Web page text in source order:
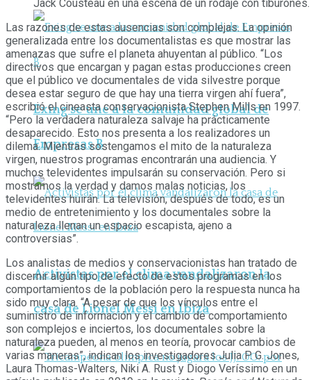
Exing se une a la comunidad global de
Empresas B
Activistas por el clima vandalizaron la
casa de Lionel Messi en Ibiza
Jack Cousteau en una escena de un rodaje con tiburones.
Las razones de estas ausencias son complejas. La opinión
generalizada entre los documentalistas es que mostrar las
amenazas que sufre el planeta ahuyentan al público. “Los
directivos que encargan y pagan estas producciones creen
que el público ve documentales de vida silvestre porque
desea estar seguro de que hay una tierra virgen ahí fuera”,
escribió el cineasta conservacionista Stephen Mills en 1997.
“Pero la verdadera naturaleza salvaje ha prácticamente
desaparecido. Esto nos presenta a los realizadores un
dilema. Mientras sostengamos el mito de la naturaleza
virgen, nuestros programas encontrarán una audiencia. Y
muchos televidentes impulsarán su conservación. Pero si
mostramos la verdad y damos malas noticias, los
televidentes huirán. La televisión, después de todo, es un
medio de entretenimiento y los documentales sobre la
naturaleza llenan un espacio escapista, ajeno a
controversias”.
Los analistas de medios y conservacionistas han tratado de
discernir algún tipo de efecto de estos programas en los
comportamientos de la población pero la respuesta nunca ha
sido muy clara. “A pesar de que los vínculos entre el
suministro de información y el cambio de comportamiento
son complejos e inciertos, los documentales sobre la
naturaleza pueden, al menos en teoría, provocar cambios de
varias maneras”, indican los investigadores Julia P. G. Jones,
Laura Thomas-Walters, Niki A. Rust y Diogo Veríssimo en un